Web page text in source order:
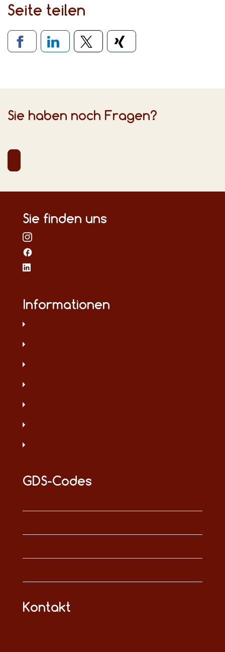
Seite teilen
Verlinkung zu sozialen Medien
Sie haben noch Fragen?
Sie finden uns
Informationen
GDS-Codes
Kontakt